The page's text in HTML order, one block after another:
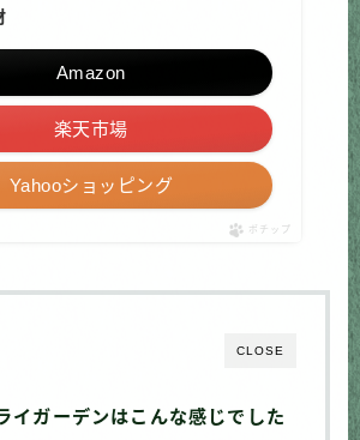
Amazon
楽天市場
Yahooショッピング
ポチップ
CLOSE
イガーデンはこんな感じでした